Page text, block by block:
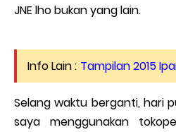
JNE lho bukan yang lain.
Info Lain : Tampilan 2015
Selang waktu berganti, hari
saya menggunakan